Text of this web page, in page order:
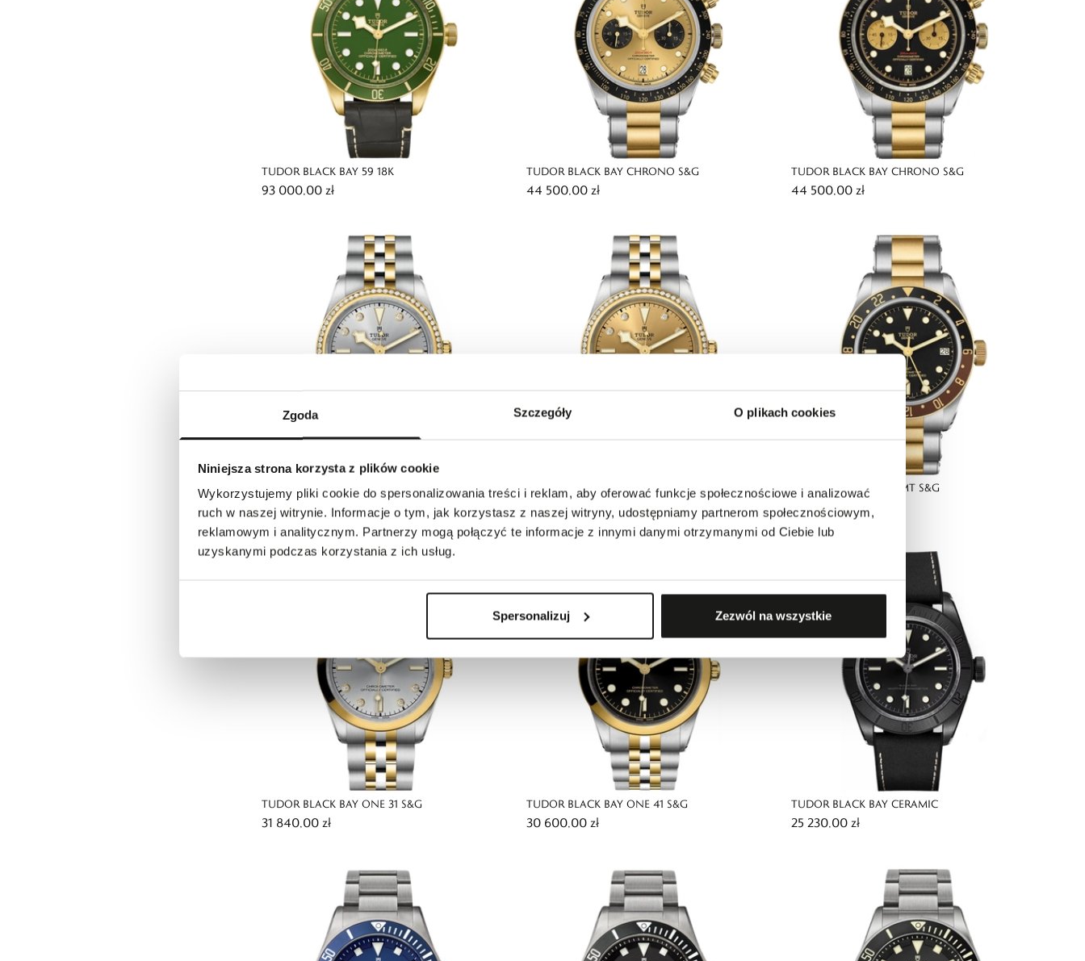
Zgoda Szczegóły O plikach cookies
Niniejsza strona korzysta z plików cookie
Wykorzystujemy pliki cookie do spersonalizowania treści i reklam, aby oferować funkcje społecznościowe i analizować
ruch w naszej witrynie. Informacje o tym, jak korzystasz z naszej witryny, udostępniamy partnerom społecznościowym,
reklamowym i analitycznym. Partnerzy mogą połączyć te informacje z innymi danymi otrzymanymi od Ciebie lub
uzyskanymi podczas korzystania z ich usług.
Spersonalizuj Zezwól na wszystkie
TUDOR BLACK BAY 59 18K
93 000,00 zł
TUDOR BLACK BAY CHRONO S&G
44 500,00 zł
TUDOR BLACK BAY CHRONO S&G
44 500,00 zł
TUDOR BLACK BAY ONE 31 S&G
42 740,00 zł
TUDOR BLACK BAY ONE 31 S&G
42 740,00 zł
TUDOR BLACK BAY GMT S&G
33 400,00 zł
TUDOR BLACK BAY ONE 31 S&G
31 840,00 zł
TUDOR BLACK BAY ONE 41 S&G
30 600,00 zł
TUDOR BLACK BAY CERAMIC
25 230,00 zł